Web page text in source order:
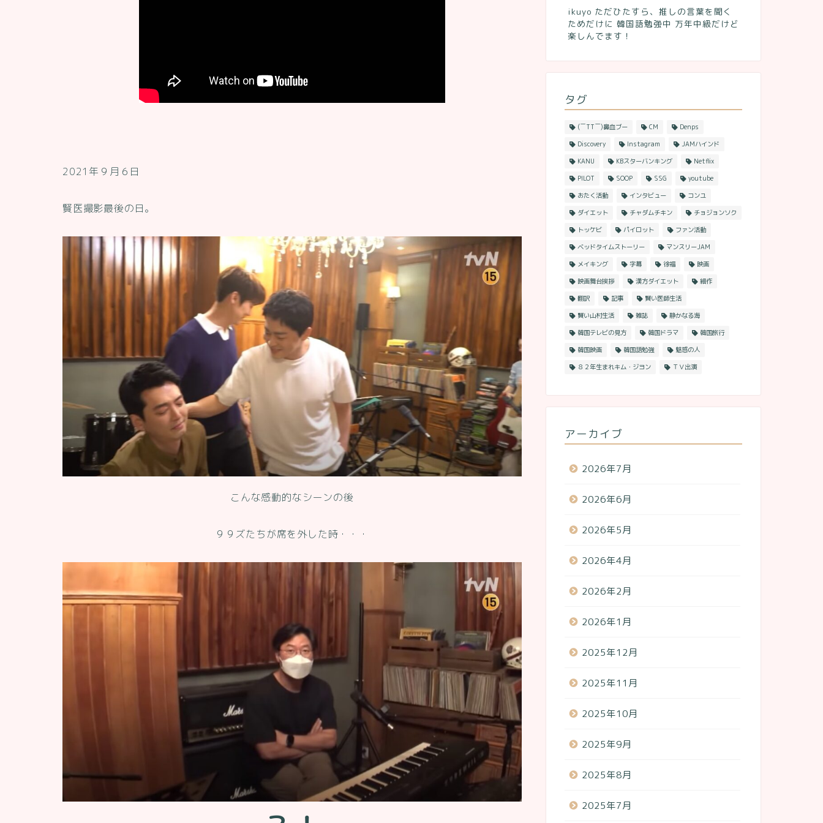
2021年９月６日
賢医撮影最後の日。
こんな感動的なシーンの後
９９ズたちが席を外した時・・・
ikuyo ただひたすら、推しの言葉を聞く
ためだけに 韓国語勉強中 万年中級だけど
楽しんでます！
タグ
(￣TT￣)鼻血ブー CM
Denps
Discovery
Instagram
JAMハインド
KANU
KBスターバンキング
Netflix
PILOT
SOOP SSG
youtube
おたく活動
インタビュー
コンユ
ダイエット
チャダムチキン
チョジョンソク
トッケビ
パイロット
ファン活動
ベッドタイムストーリー
マンスリーJAM
メイキング
字幕 徐福
映画
映画舞台挨拶
漢方ダイエット
細作
翻訳
記事
賢い医師生活
賢い山村生活
雑誌
静かなる海
韓国テレビの見方
韓国ドラマ
韓国旅行
韓国映画
韓国語勉強
魅惑の人
８２年生まれキム・ジヨン
ＴＶ出演
アーカイブ
2026年7月
2026年6月
2026年5月
2026年4月
2026年2月
2026年1月
2025年12月
2025年11月
2025年10月
2025年9月
2025年8月
2025年7月